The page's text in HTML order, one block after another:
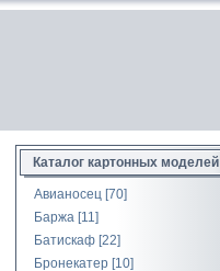
Каталог картонных моделей
Авианосец [70]
Баржа [11]
Батискаф [22]
Бронекатер [10]